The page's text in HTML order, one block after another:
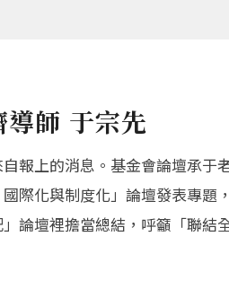
師 于宗先
報上的消息。基金會論壇承
國際化與制度化」論壇發表專
論壇裡擔當總結，呼籲「聯